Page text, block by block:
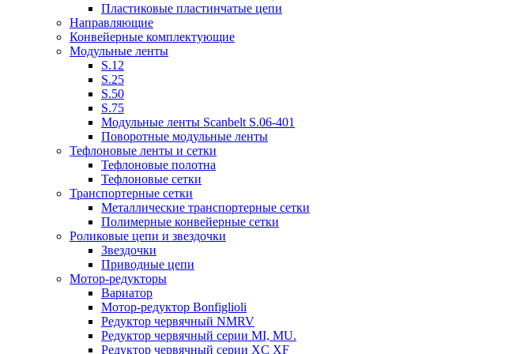
Пластиковые пластинчатые цепи
Направляющие
Конвейерные комплектующие
Модульные ленты
S.12
S.25
S.50
S.75
Модульные ленты Scanbelt S.06-401
Поворотные модульные ленты
Тефлоновые ленты и сетки
Тефлоновые полотна
Тефлоновые сетки
Транспортерные сетки
Металлические транспортерные сетки
Полимерные конвейерные сетки
Роликовые цепи и звездочки
Звездочки
Приводные цепи
Мотор-редукторы
Вариатор
Мотор-редуктор Bonfiglioli
Редуктор червячный NMRV
Редуктор червячный серии MI, MU.
Редуктор червячный серии XC XF